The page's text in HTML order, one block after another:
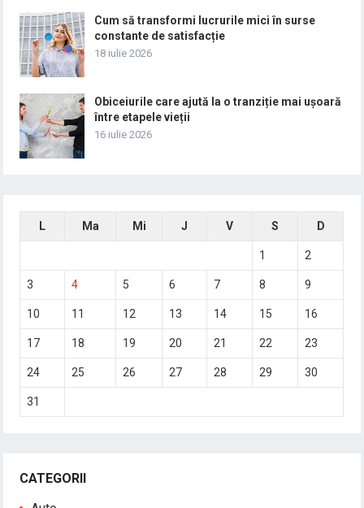
Cum să transformi lucrurile mici în surse
constante de satisfacție
18 iulie 2026
Obiceiurile care ajută la o tranziție mai ușoară
între etapele vieții
16 iulie 2026
L Ma Mi J V S D
1 2
3 4 5 6 7 8 9
10 11 12 13 14 15 16
17 18 19 20 21 22 23
24 25 26 27 28 29 30
31
CATEGORII